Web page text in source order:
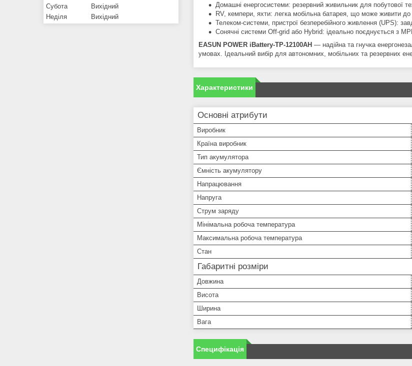
Домашні енергосистеми: резервний живильник для побутової
RV, кемпери, яхти: легка мобільна батарея, що може живити до
Телеком-системи, пристрої безперебійного живлення (UPS):
Сонячні системи Off‑grid або Hybrid: ідеально поєднується з
EASUN POWER iBattery‑TP‑12100AH — надійна та гнучка
умовах. Ідеальний вибір для автономних, мобільних та резервних
Характеристики
Основні атрибути
Виробник
Країна виробник
Тип акумулятора
Ємність акумулятору
Напрацювання
Напруга
Струм заряду
Мінімальна робоча температура
Максимальна робоча температура
Стан
Габаритні розміри
Довжина
Висота
Ширина
Вага
Специфікація
Субота
Вихідний
Неділя
Вихідний